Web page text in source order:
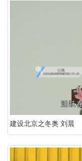
建设北京之冬奥 刘晨